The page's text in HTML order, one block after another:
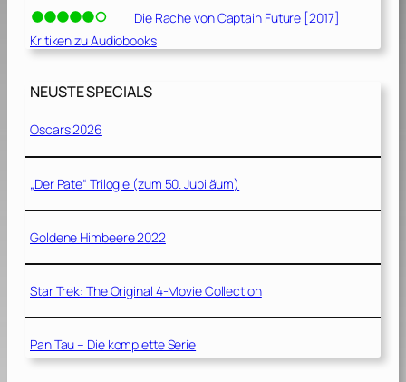
Die Rache von Captain Future [2017]
Kritiken zu Audiobooks
NEUSTE SPECIALS
Oscars 2026
„Der Pate“ Trilogie (zum 50. Jubiläum)
Goldene Himbeere 2022
Star Trek: The Original 4-Movie Collection
Pan Tau – Die komplette Serie